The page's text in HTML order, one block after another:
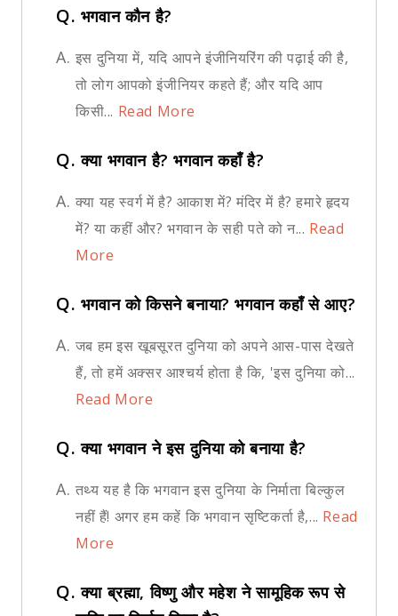
Q. भगवान कौन है?
A. इस दुनिया में, यदि आपने इंजीनियरिंग की पढ़ाई की है,
तो लोग आपको इंजीनियर कहते हैं; और यदि आप
किसी... Read More
Q.क्या भगवान है? भगवान कहाँ है?
A. क्या यह स्वर्ग में है? आकाश में? मंदिर में है? हमारे हृदय
में? या कहीं और? भगवान के सही पते को न... Read
More
Q. भगवान को किसने बनाया? भगवान कहाँ से आए?
A. जब हम इस खूबसूरत दुनिया को अपने आस-पास देखते
हैं, तो हमें अक्सर आश्चर्य होता है कि, 'इस दुनिया को...
Read More
Q.क्या भगवान ने इस दुनिया को बनाया है?
A. तथ्य यह है कि भगवान इस दुनिया के निर्माता बिल्कुल
नहीं हैं! अगर हम कहें कि भगवान सृष्टिकर्ता है,... Read
More
Q.क्या ब्रह्मा, विष्णु और महेश ने सामूहिक रूप से